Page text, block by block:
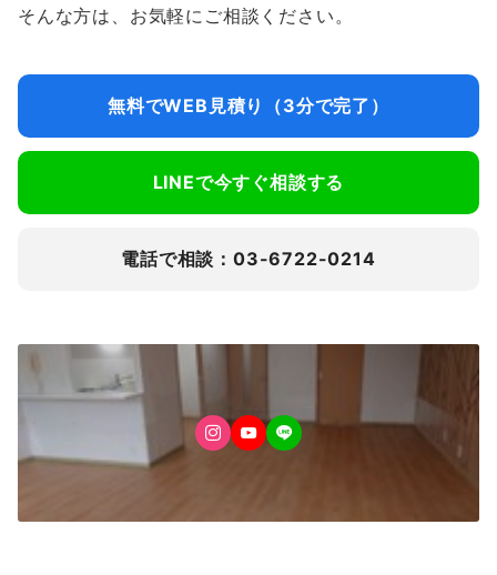
そんな方は、お気軽にご相談ください。
無料でWEB見積り（3分で完了）
LINEで今すぐ相談する
電話で相談：03-6722-0214